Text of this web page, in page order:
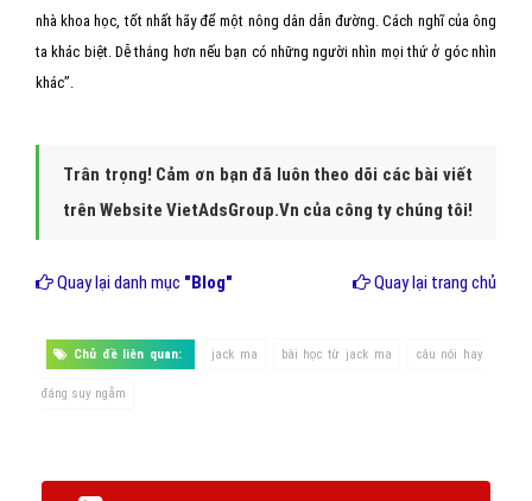
nhà khoa học, tốt nhất hãy để một nông dân dẫn đường. Cách nghĩ của ông
ta khác biệt. Dễ thắng hơn nếu bạn có những người nhìn mọi thứ ở góc nhìn
khác”.
Trân trọng! Cảm ơn bạn đã luôn theo dõi các bài viết
trên Website VietAdsGroup.Vn của công ty chúng tôi!
Quay lại danh mục "Blog" Quay lại trang chủ
Chủ đề liên quan: jack ma bài học từ jack ma câu nói hay
đáng suy ngẫm